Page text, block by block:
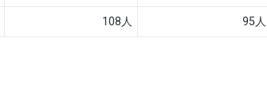
108人 95人